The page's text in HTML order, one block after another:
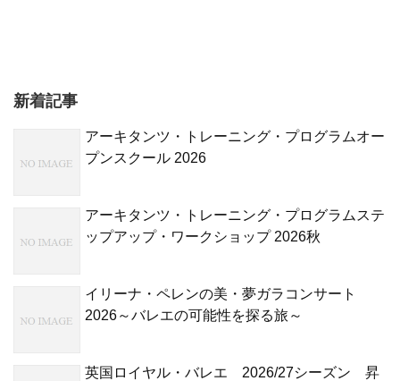
新着記事
アーキタンツ・トレーニング・プログラムオー
プンスクール 2026
アーキタンツ・トレーニング・プログラムステ
ップアップ・ワークショップ 2026秋
イリーナ・ペレンの美・夢ガラコンサート
2026～バレエの可能性を探る旅～
英国ロイヤル・バレエ 2026/27シーズン 昇